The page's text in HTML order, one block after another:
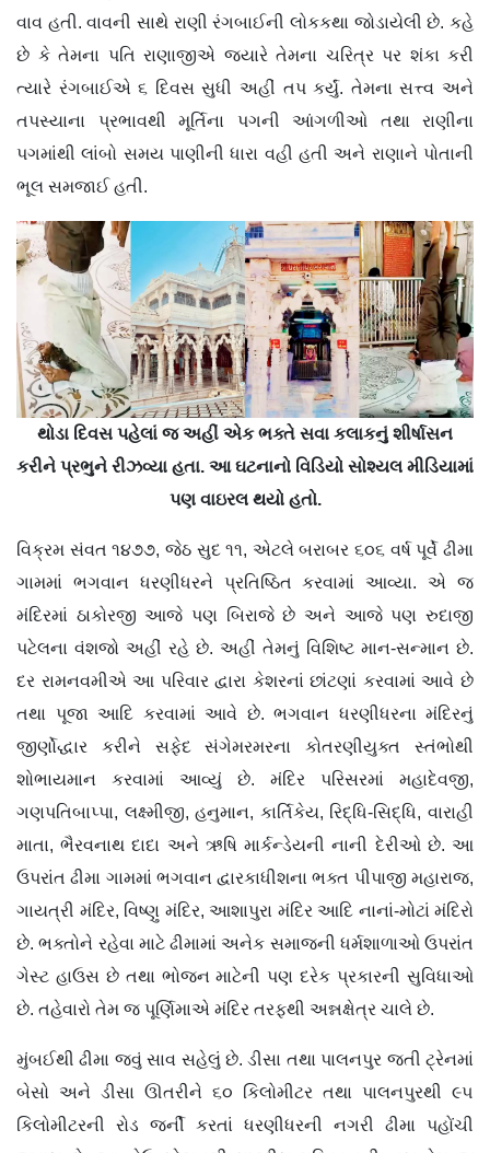
વાવ હતી. વાવની સાથે રાણી રંગબાઈની લોકકથા જોડાયેલી છે. કહે
છે કે તેમના પતિ રાણાજીએ જ્યારે તેમના ચરિત્ર પર શંકા કરી
ત્યારે રંગબાઈએ ૬ દિવસ સુધી અહીં તપ કર્યું. તેમના સત્ત્વ અને
તપસ્યાના પ્રભાવથી મૂર્તિના પગની આંગળીઓ તથા રાણીના
પગમાંથી લાંબો સમય પાણીની ધારા વહી હતી અને રાણાને પોતાની
ભૂલ સમજાઈ હતી.
થોડા દિવસ પહેલાં જ અહીં એક ભક્તે સવા કલાકનું શીર્ષાસન
કરીને પ્રભુને રીઝવ્યા હતા. આ ઘટનાનો વિડિયો સોશ્યલ મીડિયામાં
પણ વાઇરલ થયો હતો.
વિક્રમ સંવત ૧૪૭૭, જેઠ સુદ ૧૧, એટલે બરાબર ૬૦૬ વર્ષ પૂર્વે ઢીમા
ગામમાં ભગવાન ધરણીધરને પ્રતિષ્ઠિત કરવામાં આવ્યા. એ જ
મંદિરમાં ઠાકોરજી આજે પણ બિરાજે છે અને આજે પણ રુદાજી
પટેલના વંશજો અહીં રહે છે. અહીં તેમનું વિશિષ્ટ માન-સન્માન છે.
દર રામનવમીએ આ પરિવાર દ્વારા કેશરનાં છાંટણાં કરવામાં આવે છે
તથા પૂજા આદિ કરવામાં આવે છે. ભગવાન ધરણીધરના મંદિરનું
જીર્ણોદ્ધાર કરીને સફેદ સંગેમરમરના કોતરણીયુક્ત સ્તંભોથી
શોભાયમાન કરવામાં આવ્યું છે. મંદિર પરિસરમાં મહાદેવજી,
ગણપતિબાપ્પા, લક્ષ્મીજી, હનુમાન, કાર્તિકેય, રિદ્ધિ-સિદ્ધિ, વારાહી
માતા, ભૈરવનાથ દાદા અને ઋષિ માર્કન્ડેયની નાની દેરીઓ છે. આ
ઉપરાંત ઢીમા ગામમાં ભગવાન દ્વારકાધીશના ભક્ત પીપાજી મહારાજ,
ગાયત્રી મંદિર, વિષ્ણુ મંદિર, આશાપુરા મંદિર આદિ નાનાં-મોટાં મંદિરો
છે. ભક્તોને રહેવા માટે ઢીમામાં અનેક સમાજની ધર્મશાળાઓ ઉપરાંત
ગેસ્ટ હાઉસ છે તથા ભોજન માટેની પણ દરેક પ્રકારની સુવિધાઓ
છે. તહેવારો તેમ જ પૂર્ણિમાએ મંદિર તરફથી અન્નક્ષેત્ર ચાલે છે.
મુંબઈથી ઢીમા જવું સાવ સહેલું છે. ડીસા તથા પાલનપુર જતી ટ્રેનમાં
બેસો અને ડીસા ઊતરીને ૬૦ કિલોમીટર તથા પાલનપુરથી ૯૫
કિલોમીટરની રોડ જર્ની કરતાં ધરણીધરની નગરી ઢીમા પહોંચી